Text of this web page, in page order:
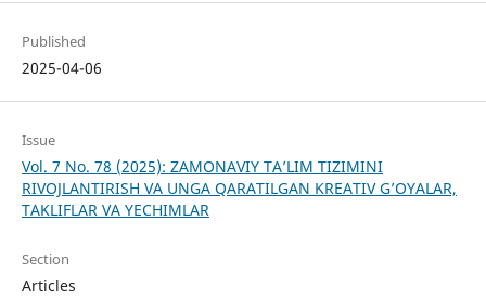
Published
2025-04-06
Issue
Vol. 7 No. 78 (2025): ZAMONAVIY TA’LIM TIZIMINI
RIVOJLANTIRISH VA UNGA QARATILGAN KREATIV G’OYALAR,
TAKLIFLAR VA YECHIMLAR
Section
Articles